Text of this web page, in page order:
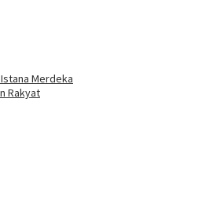
Merdeka
Rakyat